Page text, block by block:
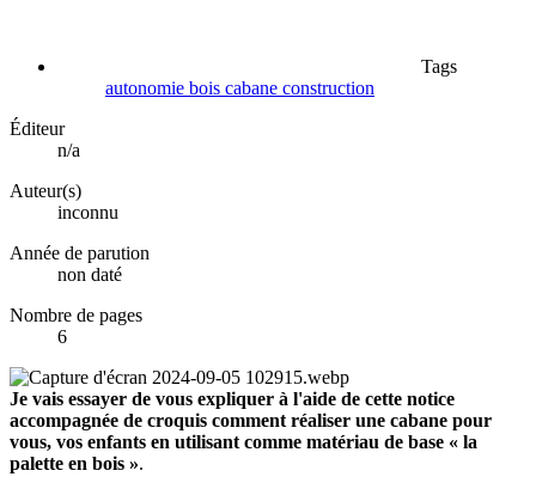
Tags
autonomie bois cabane construction
Éditeur
n/a
Auteur(s)
inconnu
Année de parution
non daté
Nombre de pages
6
Je vais essayer de vous expliquer à l'aide de cette notice
accompagnée de croquis comment réaliser une cabane pour
vous, vos enfants en utilisant comme matériau de base « la
palette en bois ».